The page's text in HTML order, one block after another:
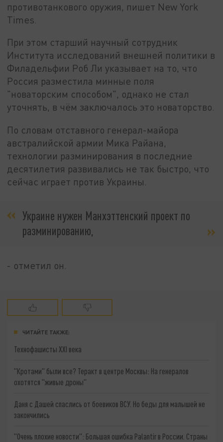
противотанкового оружия, пишет New York
Times.
При этом старший научный сотрудник
Института исследований внешней политики в
Филадельфии Роб Ли указывает на то, что
Россия разместила минные поля
"новаторским способом", однако не стал
уточнять, в чём заключалось это новаторство.
По словам отставного генерал-майора
австралийской армии Мика Райана,
технологии разминирования в последние
десятилетия развивались не так быстро, что
сейчас играет против Украины.
Украине нужен Манхэттенский проект по
разминированию,
- отметил он.
ЧИТАЙТЕ ТАКЖЕ:
Технофашисты XXI века
"Кротами" были все? Теракт в центре Москвы: На генералов
охотятся "живые дроны"
Даня с Дашей спаслись от боевиков ВСУ. Но беды для малышей не
закончились
"Очень плохие новости": Большая ошибка Palantir в России. Страны